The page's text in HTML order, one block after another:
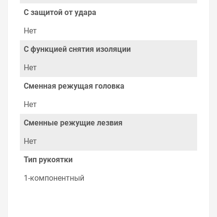
качества. Мы работаем с проверенными
поставщиками, продаем товар от давно
зарекомендовавших себя брендов.
Быстрая доставка в любой город – несколько
вариантов, вы всегда можете выбрать наиболее
удобный. Кабельные ножницы для резки кабеля до 20
мм MC-03 КВТ , можно получить в пункте выдачи, или
заказать курьерскую доставку до двери. Закажите
выгодную доставку в Ваш город или прямо к вашей
двери. Это удобнее, чем объезжать магазины, тратить
время, выбирать из того, что предлагают, а не
покупать то, что нужно, что хочется.
Брак – это исключение в нашем ассортименте. Если он
выявлен, то возврат товара осуществляется в
соответствии с Законом Российской Федерации «О
защите прав потребителя». Это не значит, что нужно
тратить много времени на решение проблемы.
Правила, согласно которым урегулируется проблема,
С защитой от удара
Нет
С функцией снятия изоляции
Нет
Сменная режущая головка
Нет
Сменные режущие лезвия
Нет
Тип рукоятки
1-компонентный